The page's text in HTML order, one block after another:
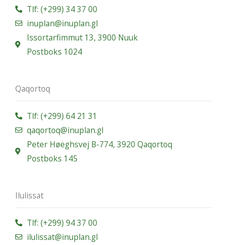
Tlf: (+299) 34 37 00
inuplan@inuplan.gl
Issortarfimmut 13, 3900 Nuuk
Postboks 1024
Qaqortoq
Tlf: (+299) 64 21 31
qaqortoq@inuplan.gl
Peter Høeghsvej B-774, 3920 Qaqortoq
Postboks 145
Ilulissat
Tlf: (+299) 94 37 00
ilulissat@inuplan.gl